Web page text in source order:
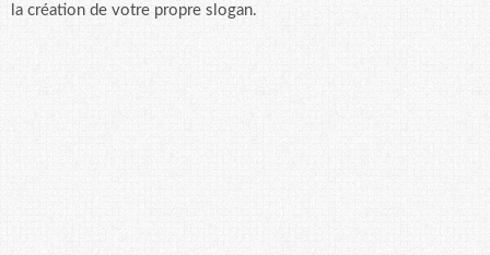
la création de votre propre slogan.